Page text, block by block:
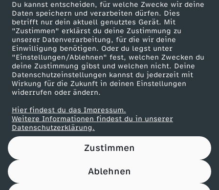
Du kannst entscheiden, für welche Zwecke wir deine
Daten speichern und verarbeiten dürfen. Dies
betrifft nur dein aktuell genutztes Gerät. Mit
"Zustimmen" erklärst du deine Zustimmung zu
unserer Datenverarbeitung, für die wir deine
Einwilligung benötigen. Oder du legst unter
"Einstellungen/Ablehnen" fest, welchen Zwecken du
deine Zustimmung gibst und welchen nicht. Deine
Datenschutzeinstellungen kannst du jederzeit mit
Wirkung für die Zukunft in deinen Einstellungen
widerrufen oder ändern.
Hier findest du das Impressum.
Weitere Informationen findest du in unserer
Datenschutzerklärung.
Zustimmen
Ablehnen
ZDF goes Schule
Werbefernsehen
Mainzelmännchen
Partner
Nutzungsbedingungen